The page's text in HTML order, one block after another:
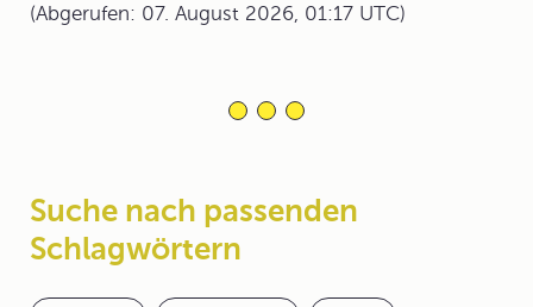
(Abgerufen: 07. August 2026, 01:17 UTC)
Suche nach passenden
Schlagwörtern